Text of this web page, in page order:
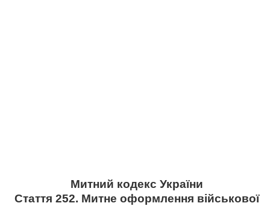
Митний кодекс України
Стаття 252. Митне оформлення військової